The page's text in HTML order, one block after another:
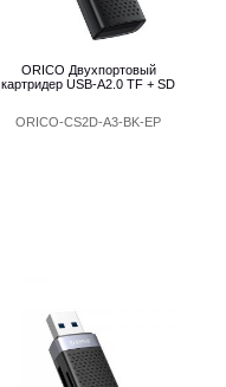
ORICO Двухпортовый
картридер USB-A2.0 TF + SD
ORICO-CS2D-A3-BK-EP